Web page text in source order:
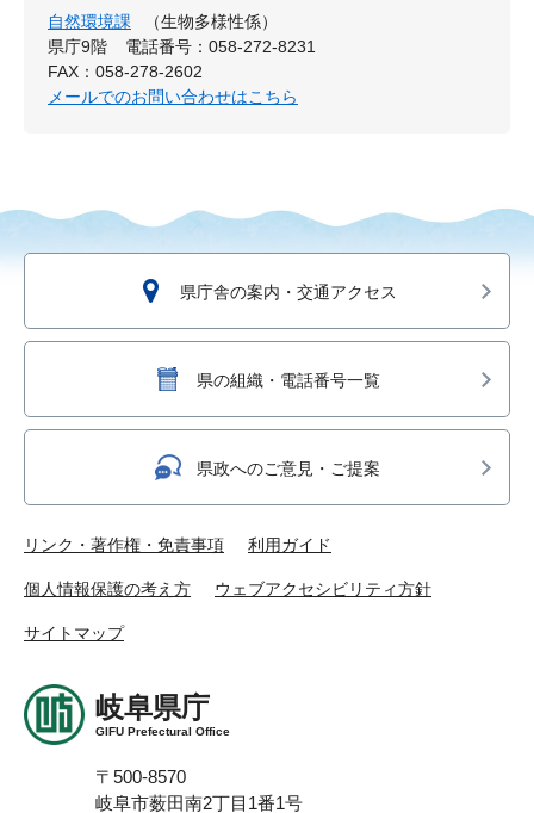
自然環境課
（生物多様性係）
県庁9階
電話番号：058-272-8231
FAX：058-278-2602
メールでのお問い合わせはこちら
県庁舎の案内・交通アクセス
県の組織・電話番号一覧
県政へのご意見・ご提案
リンク・著作権・免責事項 利用ガイド
個人情報保護の考え方 ウェブアクセシビリティ方針
サイトマップ
岐阜県庁
GIFU Prefectural Office
〒500-8570
岐阜市薮田南2丁目1番1号